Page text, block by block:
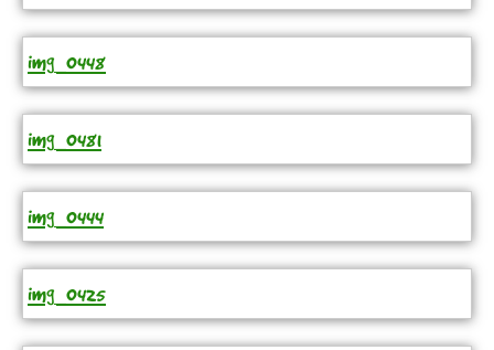
img_0448
img_0481
img_0444
img_0425